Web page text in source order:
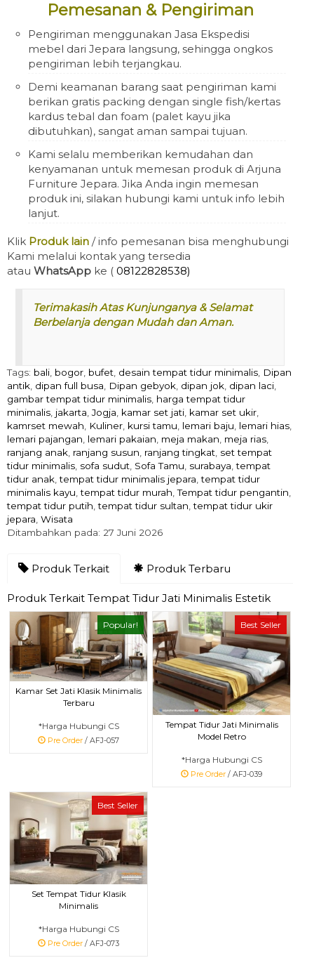
Pemesanan & Pengiriman
Pengiriman menggunakan Jasa Ekspedisi
mebel dari Jepara langsung, sehingga ongkos
pengiriman lebih terjangkau.
Demi keamanan barang saat pengiriman kami
berikan gratis packing dengan single fish/kertas
kardus tebal dan foam (palet kayu jika
dibutuhkan), sangat aman sampai tujuan.
Kami selalu memberikan kemudahan dan
kenyamanan untuk memesan produk di Arjuna
Furniture Jepara. Jika Anda ingin memesan
produk ini, silakan hubungi kami untuk info lebih
lanjut.
Klik Produk lain / info pemesanan bisa menghubungi
Kami melalui kontak yang tersedia
atau WhatsApp ke ( 08122828538)
Terimakasih Atas Kunjunganya & Selamat
Berbelanja dengan Mudah dan Aman.
Tags: bali bogor bufet desain tempat tidur minimalis Dipan
antik dipan full busa Dipan gebyok dipan jok dipan laci
gambar tempat tidur minimalis harga tempat tidur
minimalis jakarta ,Jogja kamar set jati kamar set ukir
kamrset mewah
Kuliner kursi tamu lemari baju lemari hias
lemari pajangan lemari pakaian meja makan meja rias
ranjang anak ranjang susun ranjang tingkat set tempat
tidur minimalis sofa sudut Sofa Tamu surabaya ,tempat
tidur anak ,tempat tidur minimalis jepara ,tempat tidur
minimalis kayu ,tempat tidur murah ,Tempat tidur pengantin
tempat tidur putih ,tempat tidur sultan ,tempat tidur ukir
jepara Wisata
Ditambahkan pada: 27 Juni 2026
Produk Terkait Produk Terbaru
Produk Terkait Tempat Tidur Jati Minimalis Estetik
Popular!
Kamar Set Jati Klasik Minimalis
Terbaru
*Harga Hubungi CS
Pre Order / AFJ-057
Best Seller
Tempat Tidur Jati Minimalis
Model Retro
*Harga Hubungi CS
Pre Order / AFJ-039
Best Seller
Set Tempat Tidur Klasik
Minimalis
*Harga Hubungi CS
Pre Order / AFJ-073